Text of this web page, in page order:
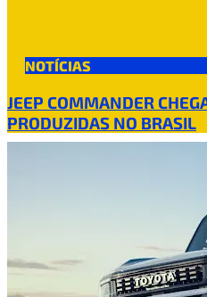
NOTÍCIAS
JEEP COMMANDER
PRODUZIDAS NO BRASIL